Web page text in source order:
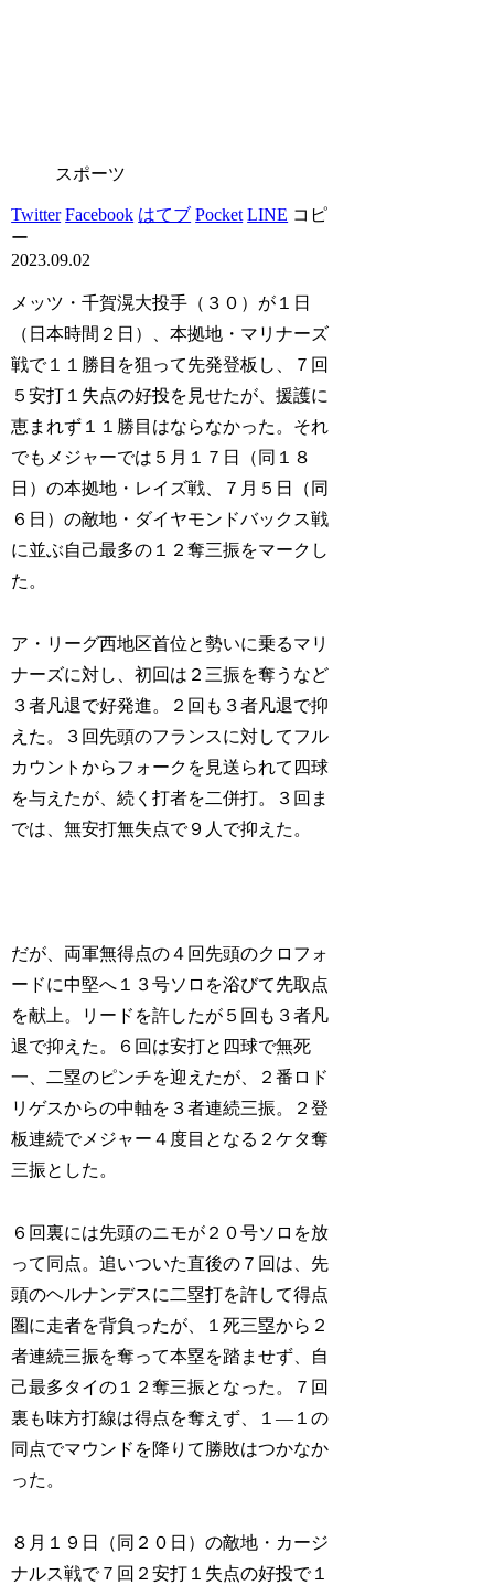
スポーツ
Twitter Facebook はてブ Pocket LINE コピ
ー
2023.09.02
メッツ・千賀滉大投手（３０）が１日
（日本時間２日）、本拠地・マリナーズ
戦で１１勝目を狙って先発登板し、７回
５安打１失点の好投を見せたが、援護に
恵まれず１１勝目はならなかった。それ
でもメジャーでは５月１７日（同１８
日）の本拠地・レイズ戦、７月５日（同
６日）の敵地・ダイヤモンドバックス戦
に並ぶ自己最多の１２奪三振をマークし
た。
ア・リーグ西地区首位と勢いに乗るマリ
ナーズに対し、初回は２三振を奪うなど
３者凡退で好発進。２回も３者凡退で抑
えた。３回先頭のフランスに対してフル
カウントからフォークを見送られて四球
を与えたが、続く打者を二併打。３回ま
では、無安打無失点で９人で抑えた。
だが、両軍無得点の４回先頭のクロフォ
ードに中堅へ１３号ソロを浴びて先取点
を献上。リードを許したが５回も３者凡
退で抑えた。６回は安打と四球で無死
一、二塁のピンチを迎えたが、２番ロド
リゲスからの中軸を３者連続三振。２登
板連続でメジャー４度目となる２ケタ奪
三振とした。
６回裏には先頭のニモが２０号ソロを放
って同点。追いついた直後の７回は、先
頭のヘルナンデスに二塁打を許して得点
圏に走者を背負ったが、１死三塁から２
者連続三振を奪って本塁を踏ませず、自
己最多タイの１２奪三振となった。７回
裏も味方打線は得点を奪えず、１―１の
同点でマウンドを降りて勝敗はつかなか
った。
８月１９日（同２０日）の敵地・カージ
ナルス戦で７回２安打１失点の好投で１